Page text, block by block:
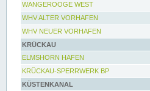
WANGEROOGE WEST
WHV ALTER VORHAFEN
WHV NEUER VORHAFEN
KRÜCKAU
ELMSHORN HAFEN
KRÜCKAU-SPERRWERK BP
KÜSTENKANAL